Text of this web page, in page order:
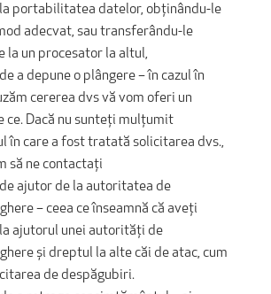
portabilitatea datelor, obținându-le
adecvat, sau transferându-le
la un procesator la altul,
a depune o plângere – în cazul în
cererea dvs vă vom oferi un
ce. Dacă nu sunteți mulțumit
în care a fost tratată solicitarea dvs.,
să ne contactați
ajutor de la autoritatea de
– ceea ce înseamnă că aveți
ajutorul unei autorități de
și dreptul la alte căi de atac, cum
de despăgubiri.